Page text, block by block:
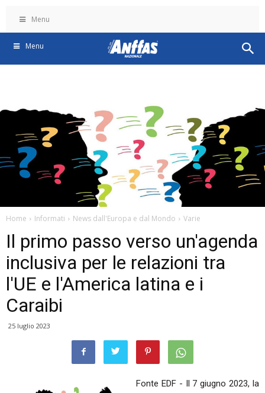
Menu
Menu
Home Informati News dall'Europa e dal Mondo Varie
Il primo passo verso un'agenda
inclusiva per le relazioni tra
l'UE e l'America latina e i
Caraibi
25 luglio 2023
Fonte EDF - Il 7 giugno 2023, la